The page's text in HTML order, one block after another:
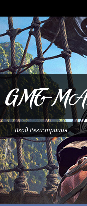
ВходРегистрация